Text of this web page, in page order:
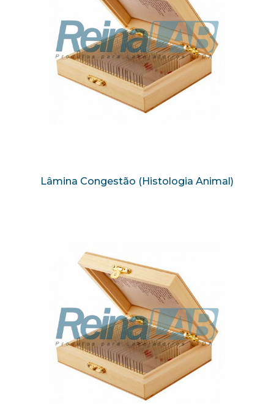
Lâmina Congestão (Histologia Animal)